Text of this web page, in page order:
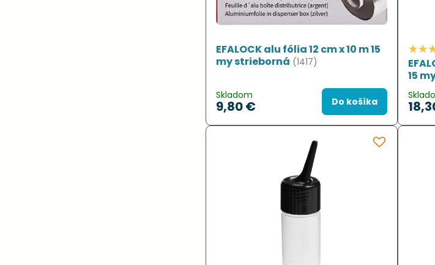
EFALOCK alu fólia 12 cm x 10 m 15
my strieborná (1417)
Skladom
9,80 € Do košíka
15